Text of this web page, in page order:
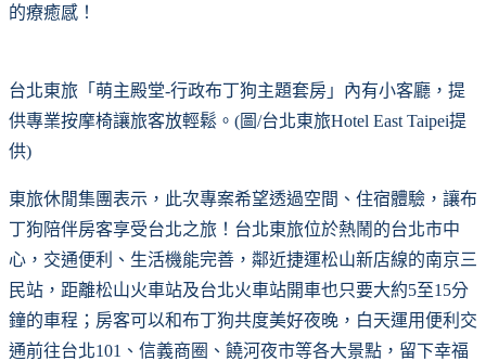
的療癒感！
台北東旅「萌主殿堂-行政布丁狗主題套房」內有小客廳，提
供專業按摩椅讓旅客放輕鬆。(圖/台北東旅Hotel East Taipei提
供)
東旅休閒集團表示，此次專案希望透過空間、住宿體驗，讓布
丁狗陪伴房客享受台北之旅！台北東旅位於熱鬧的台北市中
心，交通便利、生活機能完善，鄰近捷運松山新店線的南京三
民站，距離松山火車站及台北火車站開車也只要大約5至15分
鐘的車程；房客可以和布丁狗共度美好夜晚，白天運用便利交
通前往台北101、信義商圈、饒河夜市等各大景點，留下幸福